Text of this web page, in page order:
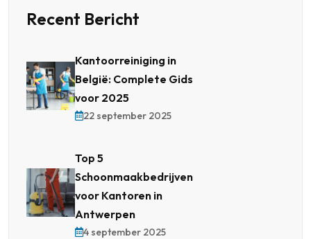
Recent Bericht
Kantoorreiniging in
België: Complete Gids
voor 2025
22 september 2025
Top 5
Schoonmaakbedrijven
voor Kantoren in
Antwerpen
4 september 2025